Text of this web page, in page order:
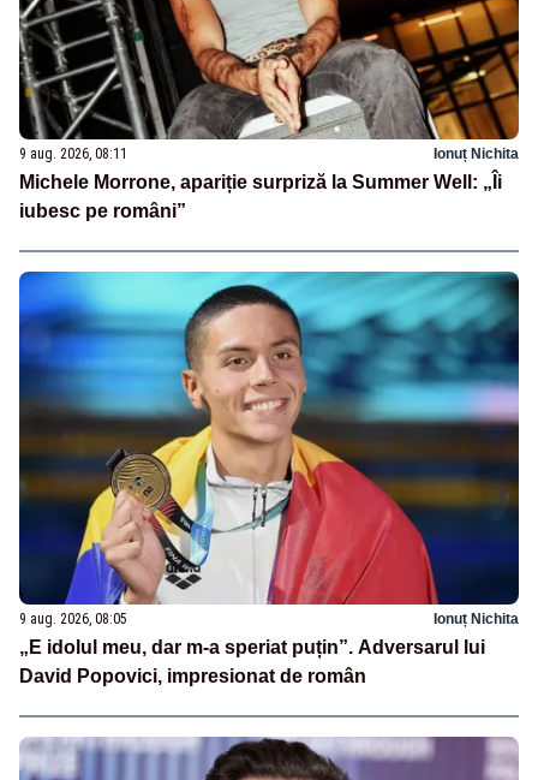
9 aug. 2026, 08:11 Ionuț Nichita
Michele Morrone, apariție surpriză la Summer Well: „Îi
iubesc pe români”
9 aug. 2026, 08:05 Ionuț Nichita
„E idolul meu, dar m-a speriat puțin”. Adversarul lui
David Popovici, impresionat de român